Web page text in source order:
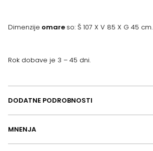
Dimenzije omare so: Š 107 X V 85 X G 45 cm.
Rok dobave je 3 – 45 dni.
DODATNE PODROBNOSTI
MNENJA